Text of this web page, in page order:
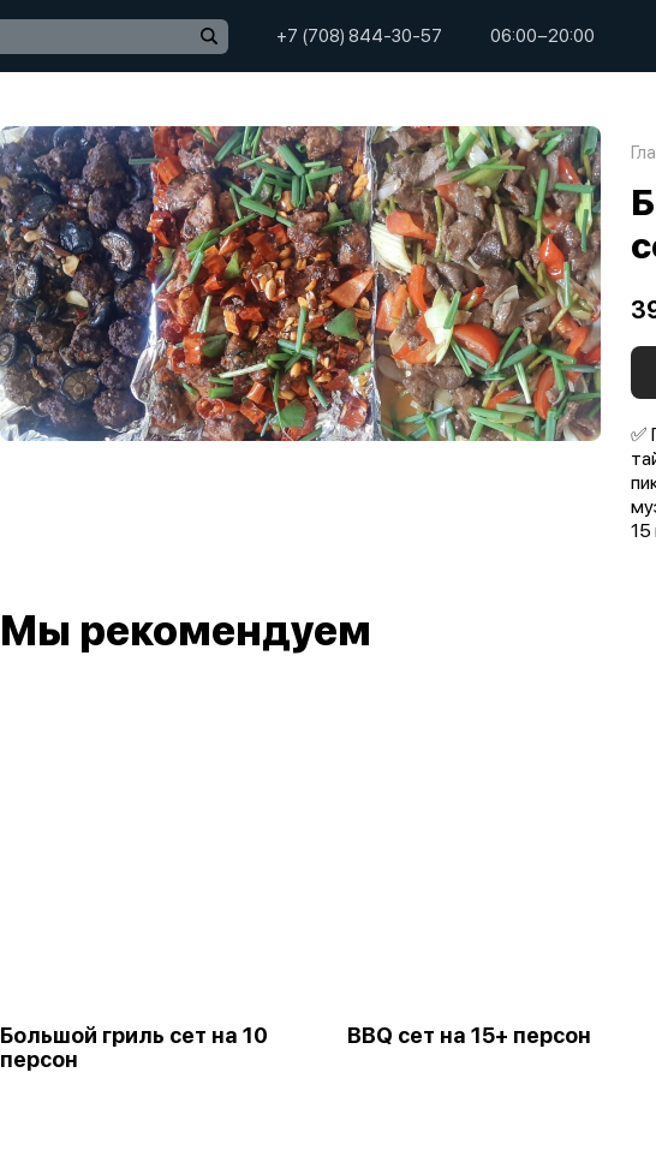
+7 (708) 844-30-57 06:00−20:00
✅
15
Мы рекомендуем
Большой гриль сет на 10
персон
BBQ сет на 15+ персон